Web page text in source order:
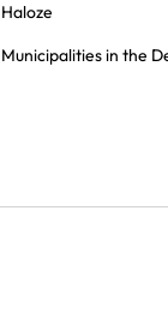
Haloze
Municipalities in the